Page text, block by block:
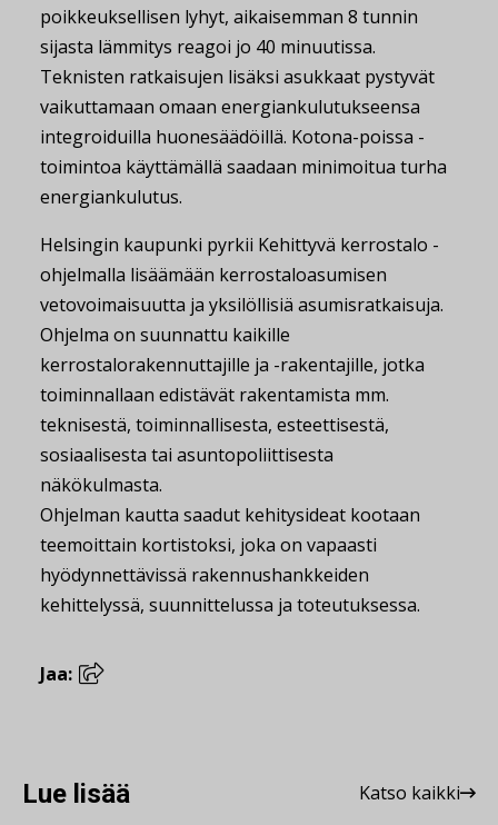
poikkeuksellisen lyhyt, aikaisemman 8 tunnin
sijasta lämmitys reagoi jo 40 minuutissa.
Teknisten ratkaisujen lisäksi asukkaat pystyvät
vaikuttamaan omaan energiankulutukseensa
integroiduilla huonesäädöillä. Kotona-poissa -
toimintoa käyttämällä saadaan minimoitua turha
energiankulutus.
Helsingin kaupunki pyrkii Kehittyvä kerrostalo -
ohjelmalla lisäämään kerrostaloasumisen
vetovoimaisuutta ja yksilöllisiä asumisratkaisuja.
Ohjelma on suunnattu kaikille
kerrostalorakennuttajille ja -rakentajille, jotka
toiminnallaan edistävät rakentamista mm.
teknisestä, toiminnallisesta, esteettisestä,
sosiaalisesta tai asuntopoliittisesta
näkökulmasta.
Ohjelman kautta saadut kehitysideat kootaan
teemoittain kortistoksi, joka on vapaasti
hyödynnettävissä rakennushankkeiden
kehittelyssä, suunnittelussa ja toteutuksessa.
Jaa:
Lue lisää Katso kaikki